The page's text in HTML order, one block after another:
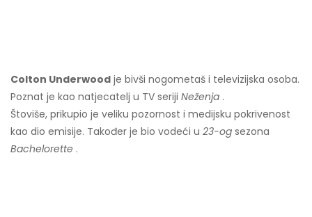
Colton Underwood je bivši nogometaš i televizijska osoba.
Poznat je kao natjecatelj u TV seriji Neženja .
Štoviše, prikupio je veliku pozornost i medijsku pokrivenost
kao dio emisije. Također je bio vodeći u 23-og sezona
Bachelorette .